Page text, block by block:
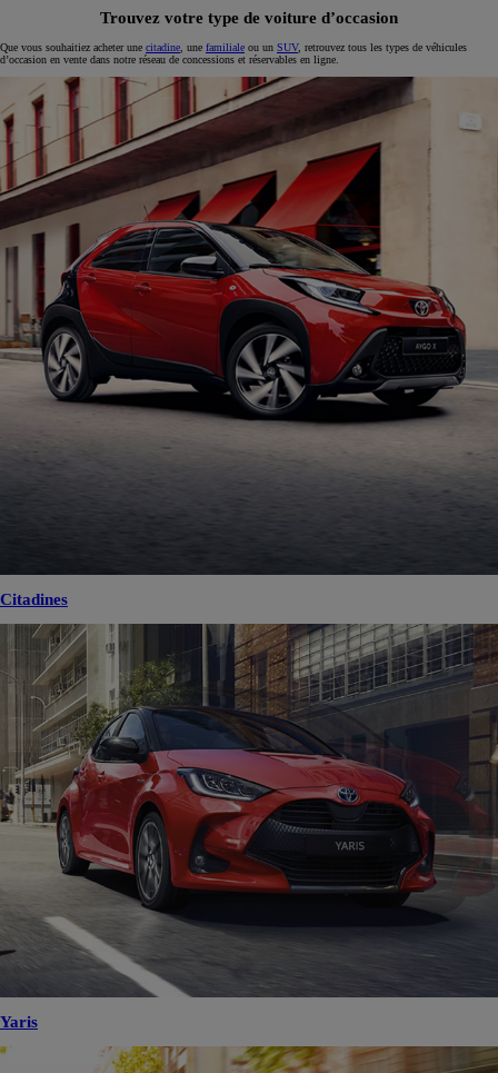
Trouvez votre type de voiture d’occasion
Que vous souhaitiez acheter une citadine , une familiale ou un SUV, retrouvez tous les types de véhicules
d’occasion en vente dans notre réseau de concessions et réservables en ligne.
Citadines
Yaris